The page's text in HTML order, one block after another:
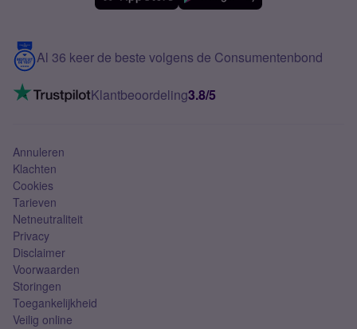
Meerdere nummers
5G internet
Mobiel internet
Mobiel abonnement
Contact
VoLTE 4G bellen
Al 36 keer de beste volgens de Consumentenbond
Klantbeoordeling3.8/5
Annuleren
Klachten
Cookies
Tarieven
Netneutraliteit
Privacy
Disclaimer
Voorwaarden
Storingen
Toegankelijkheid
Veilig online